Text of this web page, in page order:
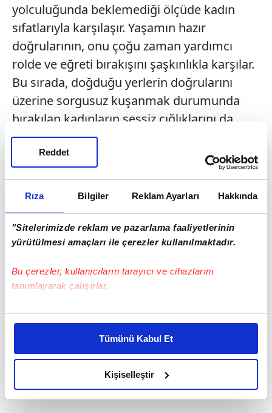
Rıza Bilgiler Reklam Ayarları Hakkında
"Sitelerimizde reklam ve pazarlama faaliyetlerinin
yürütülmesi amaçları ile çerezler kullanılmaktadır.
Bu çerezler, kullanıcıların tarayıcı ve cihazlarını
tanımlayarak çalışırlar.
Bu çerezlere izin vermeniz halinde sizlere özel
daha iyi reklam deneyimi yaşatabiliriz. Bunu yaparken
amacımızın size daha iyi bir reklam deneyimi sunmak
olduğunu ve sizlere en iyi içerikleri sunabilmek adına
elimizden gelen çabayı gösterdiğimizi ve bu noktada,
reklamların maliyetlerimizi karşılamak noktasında tek gelir
Tümünü Kabul Et
Kişiselleştir
Reddet
yolculuğunda beklemediği ölçüde kadın
sıfatlarıyla karşılaşır. Yaşamın hazır
doğrularının, onu çoğu zaman yardımcı
rolde ve eğreti bırakışını şaşkınlıkla karşılar.
Bu sırada, doğduğu yerlerin doğrularını
üzerine sorgusuz kuşanmak durumunda
bırakılan kadınların sessiz çığlıklarını da
duyar."